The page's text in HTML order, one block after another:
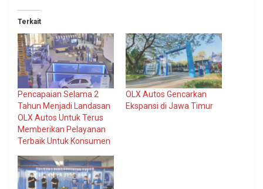
Terkait
Pencapaian Selama 2
Tahun Menjadi Landasan
OLX Autos Untuk Terus
Memberikan Pelayanan
Terbaik Untuk Konsumen
OLX Autos Gencarkan
Ekspansi di Jawa Timur